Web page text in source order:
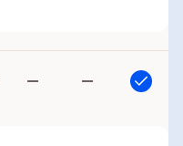
Inkludert